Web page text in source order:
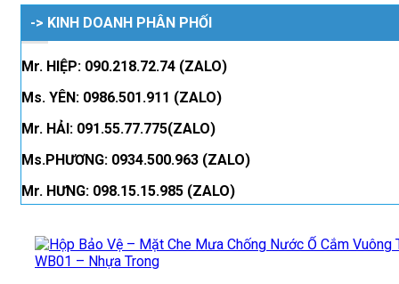
-> KINH DOANH PHÂN PHỐI
Mr. HIỆP: 090.218.72.74 (ZALO)
Ms. YÊN: 0986.501.911 (ZALO)
Mr. HẢI: 091.55.77.775(ZALO)
Ms.PHƯƠNG: 0934.500.963 (ZALO)
Mr. HƯNG: 098.15.15.985 (ZALO)